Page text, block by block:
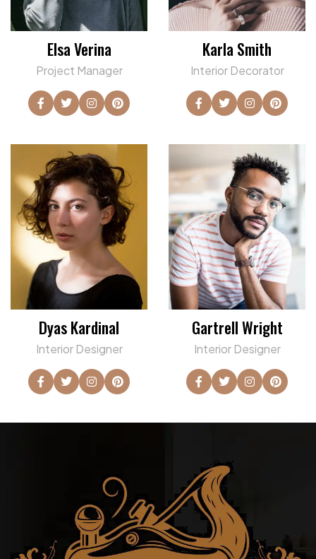
Elsa Verina
Project Manager
Karla Smith
Interior Decorator
Dyas Kardinal
Interior Designer
Gartrell Wright
Interior Designer